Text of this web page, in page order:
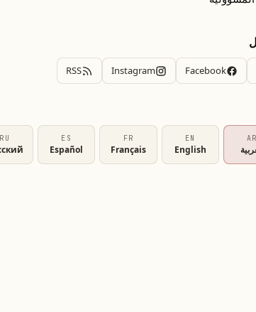
Facebook
Instagram
RSS
AR
EN
English
FR
Français
ES
Español
RU